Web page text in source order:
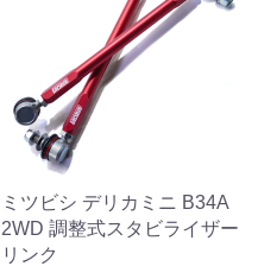
ミツビシ デリカミニ B34A
2WD 調整式スタビライザー
リンク